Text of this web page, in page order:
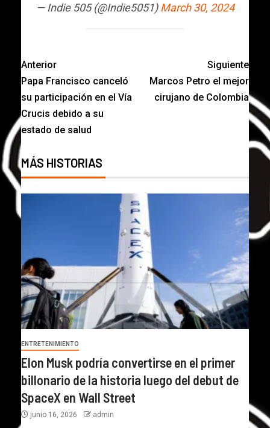
— Indie 505 (@Indie5051)March 30, 2024
Anterior
Papa Francisco canceló
su participación en el Vía
Crucis debido a su
estado de salud
Siguiente
Marcos Petro el mejor
cirujano de Colombia
MÁS HISTORIAS
ENTRETENIMIENTO
Elon Musk podría convertirse en el primer
billonario de la historia luego del debut de
SpaceX en Wall Street
junio 16, 2026 admin